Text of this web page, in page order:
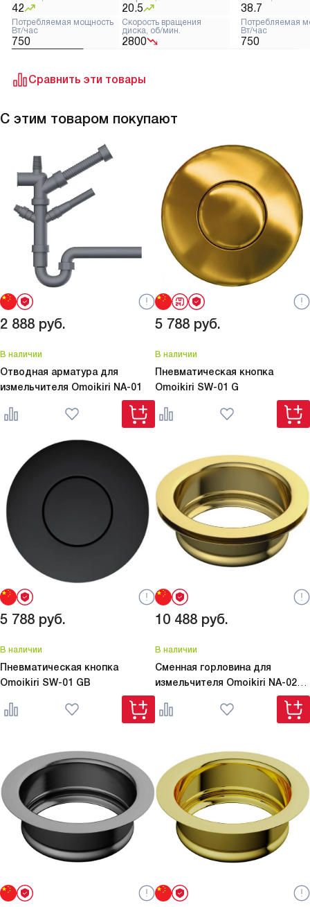
Сравнить эти товары
42 20.5
Потребляемая мощность
Вт/час
750
Скорость вращения
диска, об/мин.
2800
38.7
Потребляемая
Вт/час
750
С этим товаром покупают
2 888 руб.
В наличии
Отводная арматура для
измельчителя Omoikiri NA-01
5 788 руб.
В наличии
Пневматическая кнопка
Omoikiri SW-01 G
5 788 руб.
В наличии
Пневматическая кнопка
Omoikiri SW-01 GB
10 488 руб.
В наличии
Сменная горловина для
измельчителя Omoikiri NA-02-